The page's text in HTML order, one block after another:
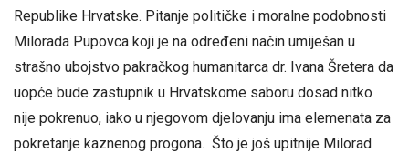
Republike Hrvatske. Pitanje političke i moralne podobnosti
Milorada Pupovca koji je na određeni način umiješan u
strašno ubojstvo pakračkog humanitarca dr. Ivana Šretera da
uopće bude zastupnik u Hrvatskome saboru dosad nitko
nije pokrenuo, iako u njegovom djelovanju ima elemenata za
pokretanje kaznenog progona. Što je još upitnije Milorad